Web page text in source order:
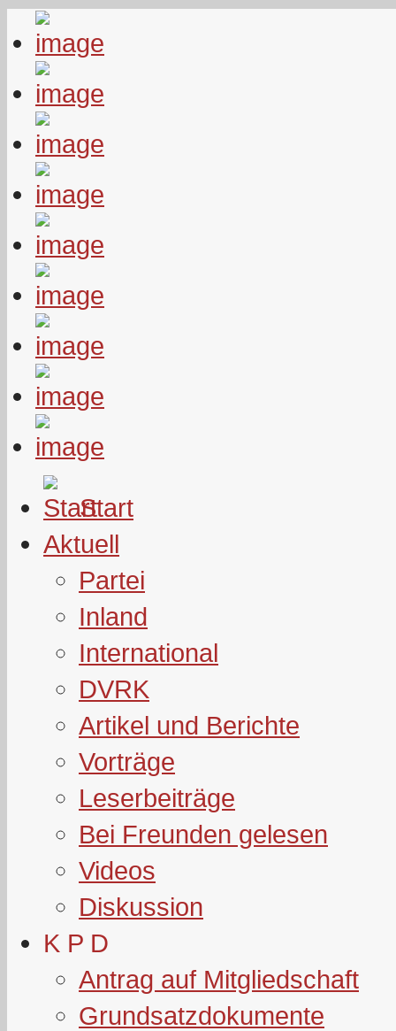
Start
Aktuell
Partei
Inland
International
DVRK
Artikel und Berichte
Vorträge
Leserbeiträge
Bei Freunden gelesen
Videos
Diskussion
K P D
Antrag auf Mitgliedschaft
Grundsatzdokumente